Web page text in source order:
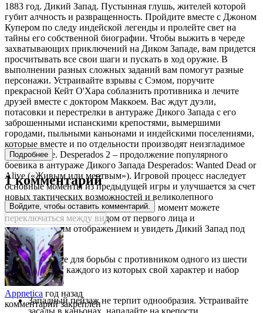
1883 год. Дикий Запад. Пустынная глушь, жителей которой
губит алчность и развращенность. Пройдите вместе с Джоном
Купером по следу индейской легенды и пролейте свет на
тайны его собственной биографии. Чтобы выжить в череде
захватывающих приключений на Диком Западе, вам придется
просчитывать все свои шаги и пускать в ход оружие. В
выполнении разных сложных заданий вам помогут разные
персонажи. Устраивайте взрывы с Сэмом, поручите
прекрасной Кейт О'Хара соблазнить противника и лечите
друзей вместе с доктором Маккоем. Вас ждут дуэли,
потасовки и перестрелки в антураже Дикого Запада с его
заброшенными испанскими крепостями, вымершими
городами, пыльными каньонами и индейскими поселениями,
которые вместе и по отдельности производят неизгладимое
впечатление. Desperados 2 – продолжение популярного
боевика в антураже Дикого Запада Desperados: Wanted Dead or
Alive («Живым или мертвым»). Игровой процесс наследует
основные моменты из предыдущей игры и улучшается за счет
новых тактических возможностей и великолепного
трехмерного окружения. Вы в любой момент можете
переключаться между видом от первого лица и
изометрическим отображением и увидеть Дикий Запад под
другим углом.
Выберите для борьбы с противником одного из шести
героев, у каждого из которых свой характер и набор
навыков.
Западный пейзаж не терпит однообразия. Устраивайте
засады в каньонах, нападайте на крепости,
Подробнее
1 комментарий
Войдите, чтобы оставить комментарий.
Appnetica год назад
комментарий закреплён